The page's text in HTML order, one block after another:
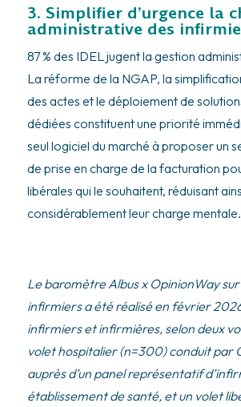
3. Simplifier d’urgence la
administrative des
87 % des IDEL jugent la gestion
La réforme de la NGAP, la
des actes et le déploiement de
dédiées constituent une priorité
seul logiciel du marché à proposer un
de prise en charge de la facturation
libérales qui le souhaitent, réduisant
considérablement leur charge mentale.
Le baromètre Albus x OpinionWay
infirmiers a été réalisé en février
infirmiers et infirmières, selon deux
volet hospitalier (n=300) conduit par
auprès d’un panel représentatif
établissement de santé, et un volet